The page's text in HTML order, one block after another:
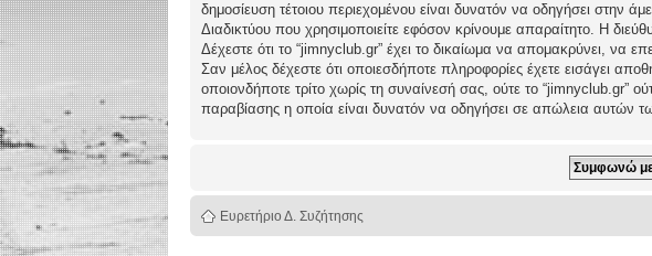
δημοσίευση τέτοιου περιεχομένου είναι δυνατόν να οδηγήσει
Διαδικτύου που χρησιμοποιείτε εφόσον κρίνουμε απαραίτητο. Η
Δέχεστε ότι το “jimnyclub.gr” έχει το δικαίωμα να απομακρύνει, να
Σαν μέλος δέχεστε ότι οποιεσδήποτε πληροφορίες έχετε εισάγει
οποιονδήποτε τρίτο χωρίς τη συναίνεσή σας, ούτε το “jimnyclub.gr”
παραβίασης η οποία είναι δυνατόν να οδηγήσει σε απώλεια αυτών
Ευρετήριο Δ. Συζήτησης